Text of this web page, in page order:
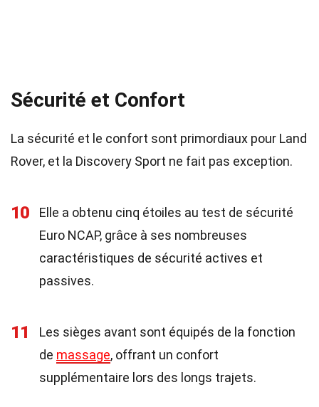
Sécurité et Confort
La sécurité et le confort sont primordiaux pour Land
Rover, et la Discovery Sport ne fait pas exception.
10
Elle a obtenu cinq étoiles au test de sécurité
Euro NCAP, grâce à ses nombreuses
caractéristiques de sécurité actives et
passives.
11
Les sièges avant sont équipés de la fonction
de massage, offrant un confort
supplémentaire lors des longs trajets.